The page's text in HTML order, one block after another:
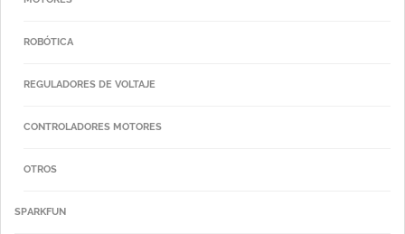
ROBÓTICA
REGULADORES DE VOLTAJE
CONTROLADORES MOTORES
OTROS
SPARKFUN